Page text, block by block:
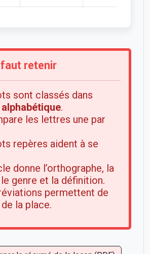
faut retenir
sont classés dans
.
les lettres une par
repères aident à se
donne l’orthographe, la
genre et la définition.
permettent de
la place.